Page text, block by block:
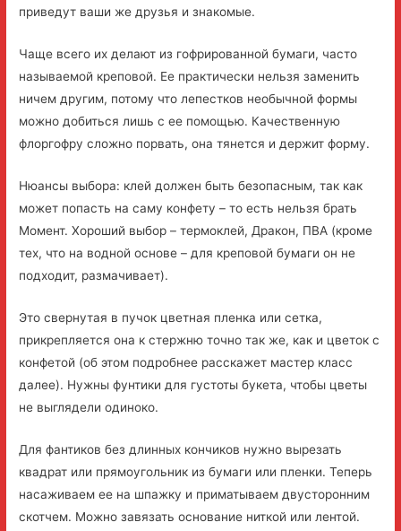
приведут ваши же друзья и знакомые.
Чаще всего их делают из гофрированной бумаги, часто
называемой креповой. Ее практически нельзя заменить
ничем другим, потому что лепестков необычной формы
можно добиться лишь с ее помощью. Качественную
флоргофру сложно порвать, она тянется и держит форму.
Нюансы выбора: клей должен быть безопасным, так как
может попасть на саму конфету – то есть нельзя брать
Момент. Хороший выбор – термоклей, Дракон, ПВА (кроме
тех, что на водной основе – для креповой бумаги он не
подходит, размачивает).
Это свернутая в пучок цветная пленка или сетка,
прикрепляется она к стержню точно так же, как и цветок с
конфетой (об этом подробнее расскажет мастер класс
далее). Нужны фунтики для густоты букета, чтобы цветы
не выглядели одиноко.
Для фантиков без длинных кончиков нужно вырезать
квадрат или прямоугольник из бумаги или пленки. Теперь
насаживаем ее на шпажку и приматываем двусторонним
скотчем. Можно завязать основание ниткой или лентой.